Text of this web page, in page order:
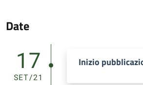
Date
17
SET/21
Inizio